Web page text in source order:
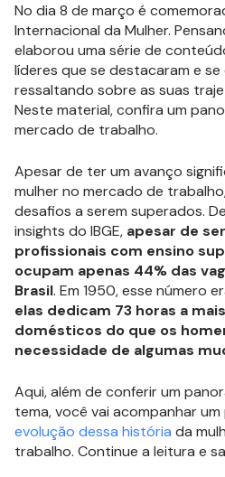
No dia 8 de março é
Internacional da Mulher.
elaborou uma série de
líderes que se destacaram e
ressaltando sobre as suas
Neste material, confira um
mercado de trabalho.
Apesar de ter um avanço
mulher no mercado de
desafios a serem superados.
insights do IBGE, apesar de
profissionais com ensino
ocupam apenas 44% das
Brasil. Em 1950, esse número
elas dedicam 73 horas a
domésticos do que os
necessidade de algumas
Aqui, além de conferir um
tema, você vai acompanhar
evolução dessa história da
trabalho. Continue a leitura e